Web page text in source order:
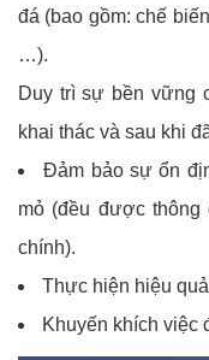
đá (bao gồm: chế
…).
Duy trì sự bền vững
khai thác và sau khi
Đảm bảo sự ổn
mỏ (đều được thông
chính).
Thực hiện hiệu
Khuyến khích việc